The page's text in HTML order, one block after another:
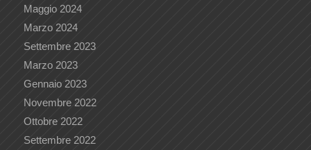
Maggio 2024
Marzo 2024
Settembre 2023
Marzo 2023
Gennaio 2023
Novembre 2022
Ottobre 2022
Settembre 2022